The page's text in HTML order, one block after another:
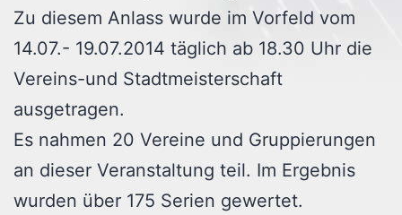
Zu diesem Anlass wurde im Vorfeld vom
14.07.- 19.07.2014 täglich ab 18.30 Uhr die
Vereins-und Stadtmeisterschaft
ausgetragen.
Es nahmen 20 Vereine und Gruppierungen
an dieser Veranstaltung teil. Im Ergebnis
wurden über 175 Serien gewertet.